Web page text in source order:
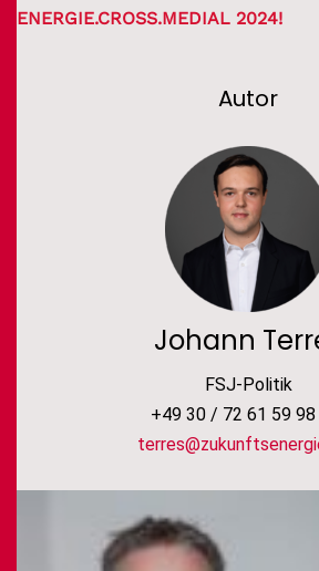
ENERGIE.CROSS.MEDIAL 2024!
Autor
Johann
FSJ-Politik
+49 30 / 72 61 59 98